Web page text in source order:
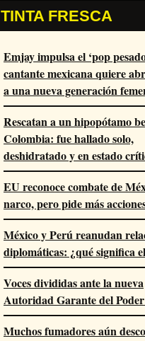
TINTA FRESCA
Emjay impulsa el ‘pop
cantante mexicana quiere
a una nueva generación
Rescatan a un hipopótamo
Colombia: fue hallado solo,
deshidratado y en estado
EU reconoce combate de
narco, pero pide más
México y Perú reanudan
diplomáticas: ¿qué significa
Voces divididas ante la nueva
Autoridad Garante del
Muchos fumadores aún